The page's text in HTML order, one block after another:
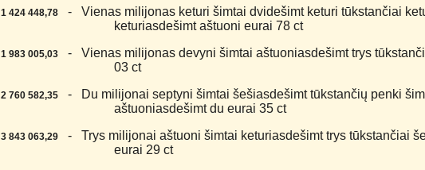
1 424 448,78
- Vienas milijonas keturi šimtai dvidešimt keturi tūkstančiai
keturiasdešimt aštuoni eurai 78 ct
1 983 005,03
- Vienas milijonas devyni šimtai aštuoniasdešimt trys
03 ct
2 760 582,35
- Du milijonai septyni šimtai šešiasdešimt tūkstančių penki
aštuoniasdešimt du eurai 35 ct
3 843 063,29
- Trys milijonai aštuoni šimtai keturiasdešimt trys tūkstančiai
eurai 29 ct